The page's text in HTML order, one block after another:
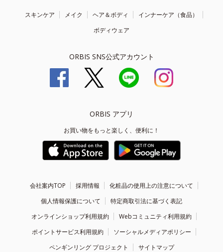
スキンケア メイク ヘア＆ボディ
インナーケア（食品）
ボディウェア
ORBIS SNS公式アカウント
ORBIS アプリ
お買い物をもっと楽しく、便利に！
会社案内TOP 採用情報
化粧品の使用上の注意について
個人情報保護について
特定商取引法に基づく表記
オンラインショップ利用規約
Webコミュニティ利用規約
ポイントサービス利用規約
ソーシャルメディアポリシー
ペンギンリング プロジェクト
サイトマップ